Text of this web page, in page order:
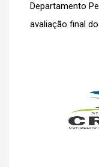
Departamento
avaliação final